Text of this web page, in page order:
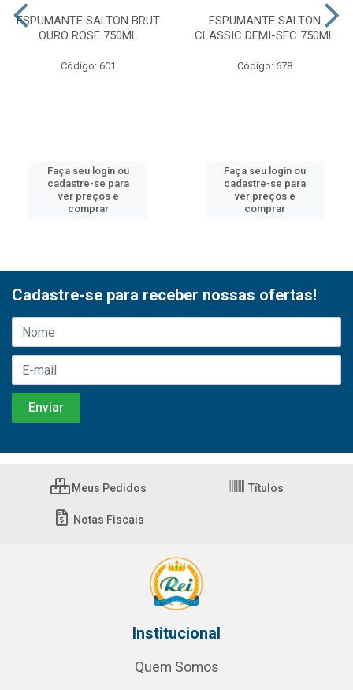
ESPUMANTE SALTON BRUT
OURO ROSE 750ML
Código: 601
Faça seu login ou
cadastre-se para
ver preços e
comprar
ESPUMANTE SALTON
CLASSIC DEMI-SEC 750ML
Código: 678
Faça seu login ou
cadastre-se para
ver preços e
comprar
Cadastre-se para receber nossas ofertas!
Meus Pedidos Títulos
Notas Fiscais
Institucional
Quem Somos